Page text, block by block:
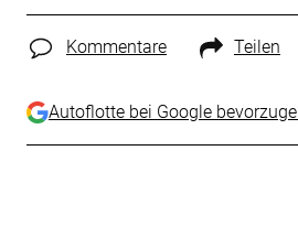
Kommentare Teilen
Autoflotte bei Google